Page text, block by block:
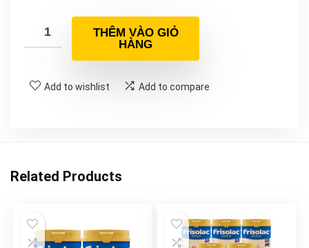
THÊM VÀO GIỎ
HÀNG
Add to wishlist Add to compare
Related Products